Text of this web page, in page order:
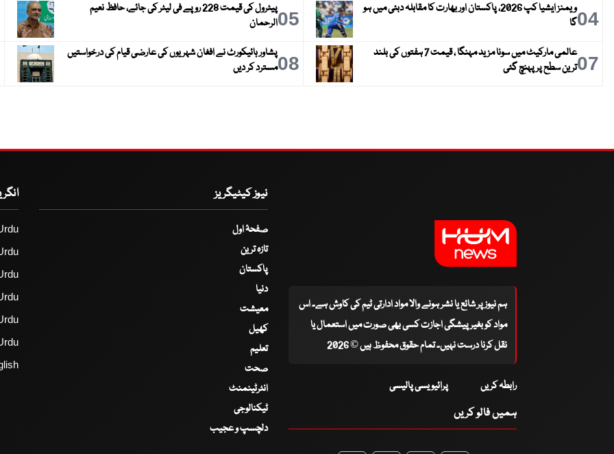
04
ویمنز ایشیا کپ 2026، پاکستان اور بھارت کا مقابلہ دبئی میں ہو
گا
05
پیٹرول کی قیمت 228 روپے فی لیٹر کی جائے، حافظ نعیم
الرحمان
07
عالمی مارکیٹ میں سونا مزید مہنگا ، قیمت 7 ہفتوں کی بلند
ترین سطح پر پہنچ گئی
08پشاور ہائیکورٹ نے افغان شہریوں کی عارضی قیام کی درخواستیں
مسترد کر دیں
ہم نیوز پر شائع یا نشر ہونے والا مواد ادارتی ٹیم کی کاوش ہے۔ اس
مواد کو بغیر پیشگی اجازت کسی بھی صورت میں استعمال یا
نقل کرنا درست نہیں۔ تمام حقوق محفوظ ہیں © 2026
رابطہ کریں پرائیویسی پالیسی
ہمیں فالو کریں
نیوز کیٹیگریز
صفحۂ اول
تازہ ترین
پاکستان
دنیا
معیشت
کھیل
تعلیم
صحت
انٹرٹینمنٹ
ٹیکنالوجی
دلچسپ و عجیب